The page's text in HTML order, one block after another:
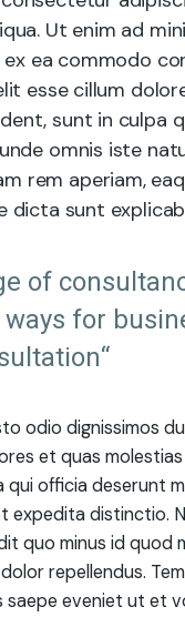
Ut enim ad
ea commodo
esse cillum
sunt in culpa
omnis iste
rem aperiam,
dicta sunt
of
for
odio dignissimos
et quas
officia deserunt
expedita distinctio.
quo minus id quod
repellendus.
eveniet ut et